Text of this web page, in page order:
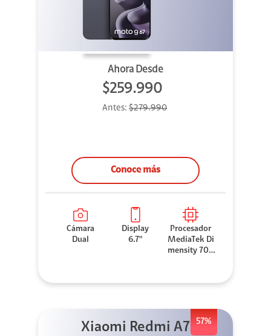
Ahora Desde
$259.990
Antes: $279.990
Conoce más
Cámara
Dual
Display
6.7"
Procesador
MediaTek Di
mensity 706
57%
Xiaomi Redmi A7